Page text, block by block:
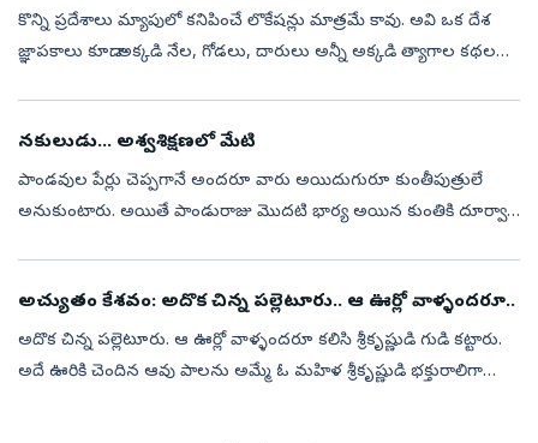
కొన్ని ప్రదేశాలు మ్యాపులో కనిపించే లొకేషన్లు మాత్రమే కావు. అవి ఒక దేశ
జ్ఞాపకాలు కూడా. అక్కడి నేల, గోడలు, దారులు అన్నీ అక్కడి త్యాగాల కథలను
నకులుడు... అశ్వశిక్షణలో మేటి
పాండవుల పేర్లు చెప్పగానే అందరూ వారు అయిదుగురూ కుంతీపుత్రులే
అనుకుంటారు. అయితే పాండురాజు మొదటి భార్య అయిన కుంతికి దూర్వాస
అచ్యుతం కేశవం: అదొక చిన్న పల్లెటూరు.. ఆ ఊర్లో వాళ్ళందరూ..
అదొక చిన్న పల్లెటూరు. ఆ ఊర్లో వాళ్ళందరూ కలిసి శ్రీకృష్ణుడి గుడి కట్టారు.
అదే ఊరికి చెందిన ఆవు పాలను అమ్మే ఓ మహిళ శ్రీకృష్ణుడి భక్తురాలిగా